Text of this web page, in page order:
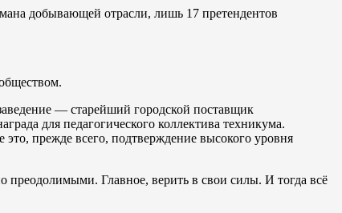
добывающей отрасли, лишь 17 претендентов
— старейший городской поставщик
для педагогического коллектива техникума.
прежде всего, подтверждение высокого уровня
преодолимыми. Главное, верить в свои силы. И тогда всё